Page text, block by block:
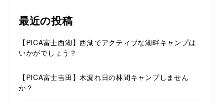
最近の投稿
【PICA富士西湖】西湖でアクティブな湖畔キャンプは
いかがでしょう？
【PICA富士吉田】木漏れ日の林間キャンプしません
か？